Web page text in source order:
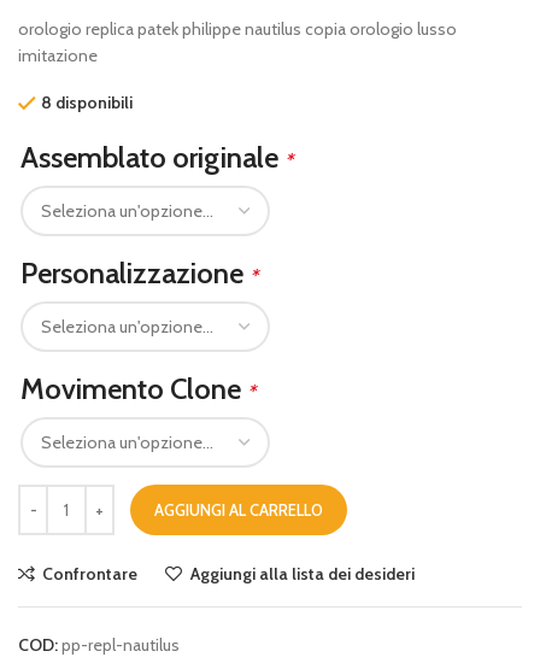
orologio replica patek philippe nautilus copia orologio lusso
imitazione
8 disponibili
Assemblato originale *
Personalizzazione *
Movimento Clone *
AGGIUNGI AL CARRELLO
Confrontare Aggiungi alla lista dei desideri
COD:pp-repl-nautilus